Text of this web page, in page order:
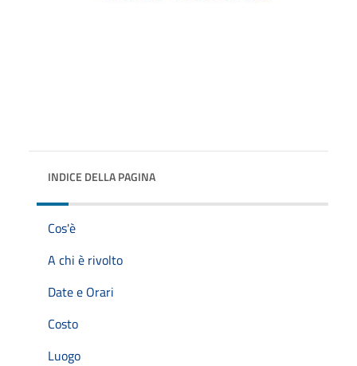
INDICE DELLA PAGINA
Cos'è
A chi è rivolto
Date e Orari
Costo
Luogo